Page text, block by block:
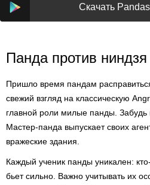
Скачать
Панда против ниндзя
Пришло время пандам
свежий взгляд на классическую
главной роли милые панды. Забудь
Мастер-панда выпускает своих
вражеские здания.
Каждый ученик панды уникален:
бьет сильно. Важно учитывать их